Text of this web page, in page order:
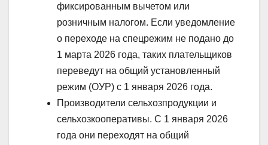
фиксированным вычетом или
розничным налогом. Если уведомление
о переходе на спецрежим не подано до
1 марта 2026 года, таких плательщиков
переведут на общий установленный
режим (ОУР) с 1 января 2026 года.
Производители сельхозпродукции и
сельхозкооперативы. С 1 января 2026
года они переходят на общий